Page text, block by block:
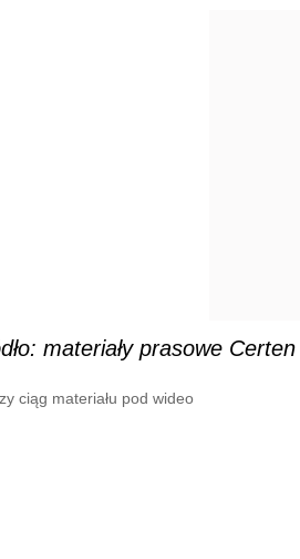
materiały prasowe
ciąg materiału pod wideo